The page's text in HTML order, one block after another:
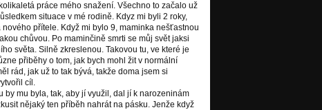
práce mého snažení. Všechno to začalo už
situace v mé rodině. Kdyz mi byli 2 roky,
přítele. Když mi bylo 9, maminka nešťastnou
chůvou. Po maminčině smrti se můj svět jaksi
světa. Silně zkreslenou. Takovou tu, ve které je
přiběhy o tom, jak bych mohl žit v normální
rád, jak už to tak bývá, takže doma jsem si
cíl.
mu byla, tak, aby jí využil, dal jí k narozeninám
nějaký ten příběh nahrát na pásku. Jenže když